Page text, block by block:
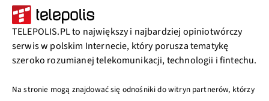
TELEPOLIS.PL to największy i najbardziej opiniotwórczy
serwis w polskim Internecie, który porusza tematykę
szeroko rozumianej telekomunikacji, technologii i fintechu.
Na stronie mogą znajdować się odnośniki do witryn partnerów, którzy